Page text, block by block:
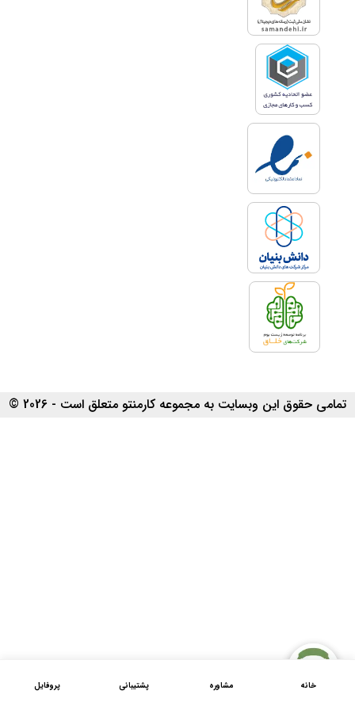
تمامی حقوق این وبسایت به مجموعه کارمنتو متعلق است - 2026 ©
خانه مشاوره پشتیبانی پروفایل